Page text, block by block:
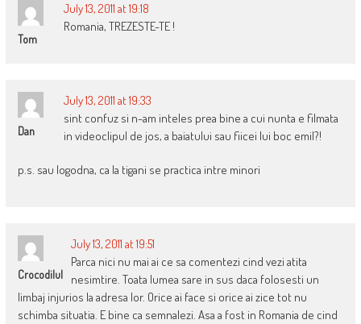
Tom
July 13, 2011 at 19:18
Romania, TREZESTE-TE !
Dan
July 13, 2011 at 19:33
sint confuz si n-am inteles prea bine a cui nunta e filmata
in videoclipul de jos, a baiatului sau fiicei lui boc emil?!
p.s. sau logodna, ca la tigani se practica intre minori
Crocodilul
July 13, 2011 at 19:51
Parca nici nu mai ai ce sa comentezi cind vezi atita
nesimtire. Toata lumea sare in sus daca folosesti un
limbaj injurios la adresa lor. Orice ai face si orice ai zice tot nu
schimba situatia. E bine ca semnalezi. Asa a fost in Romania de cind